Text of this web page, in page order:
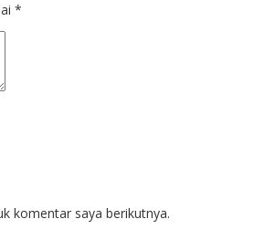
*
komentar saya berikutnya.